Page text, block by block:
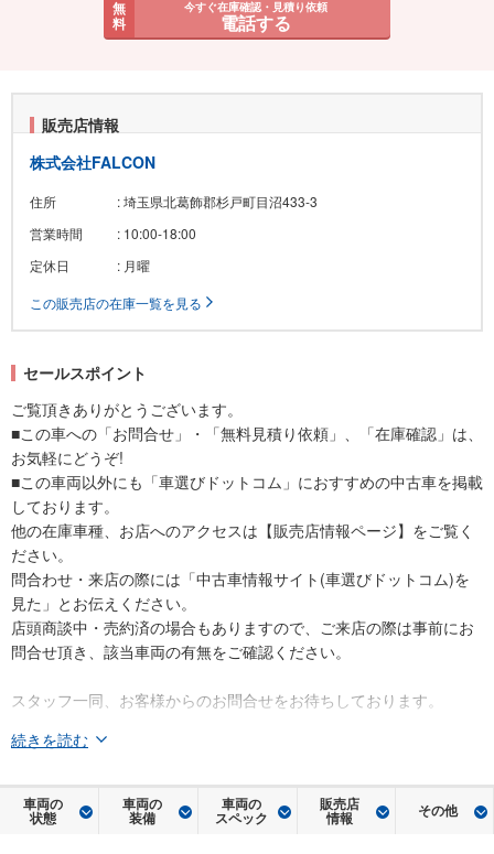
無
料
今すぐ在庫確認・見積り依頼
電話する
販売店情報
株式会社FALCON
住所
: 埼玉県北葛飾郡杉戸町目沼433-3
営業時間
: 10:00-18:00
定休日
: 月曜
この販売店の在庫一覧を見る
セールスポイント
ご覧頂きありがとうございます。
■この車への「お問合せ」・「無料見積り依頼」、「在庫確認」は、
お気軽にどうぞ!
■この車両以外にも「車選びドットコム」におすすめの中古車を掲載
しております。
他の在庫車種、お店へのアクセスは【販売店情報ページ】をご覧く
ださい。
問合わせ・来店の際には「中古車情報サイト(車選びドットコム)を
見た」とお伝えください。
店頭商談中・売約済の場合もありますので、ご来店の際は事前にお
問合せ頂き、該当車両の有無をご確認ください。
スタッフ一同、お客様からのお問合せをお待ちしております。
続きを読む
車両の
状態
車両の
装備
車両の
スペック
販売店
情報 その他